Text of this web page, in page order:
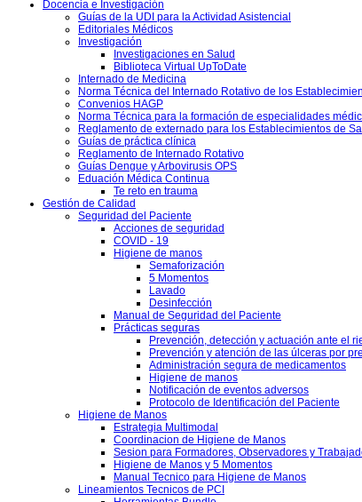
Docencia e Investigación
Guías de la UDI para la Actividad Asistencial
Editoriales Médicos
Investigación
Investigaciones en Salud
Biblioteca Virtual UpToDate
Internado de Medicina
Norma Técnica del Internado Rotativo de los
Convenios HAGP
Norma Técnica para la formación de especialidades
Reglamento de externado para los Establecimientos de
Guías de práctica clínica
Reglamento de Internado Rotativo
Guías Dengue y Arbovirusis OPS
Eduación Médica Continua
Te reto en trauma
Gestión de Calidad
Seguridad del Paciente
Acciones de seguridad
COVID - 19
Higiene de manos
Semaforización
5 Momentos
Lavado
Desinfección
Manual de Seguridad del Paciente
Prácticas seguras
Prevención, detección y actuación ante el
Prevención y atención de las úlceras por
Administración segura de medicamentos
Higiene de manos
Notificación de eventos adversos
Protocolo de Identificación del Paciente
Higiene de Manos
Estrategia Multimodal
Coordinacion de Higiene de Manos
Sesion para Formadores, Observadores y
Higiene de Manos y 5 Momentos
Manual Tecnico para Higiene de Manos
Lineamientos Tecnicos de PCI